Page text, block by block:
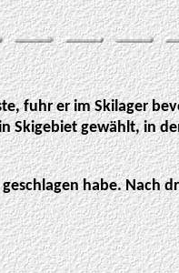
fuhr er im Skilager
Skigebiet gewählt, in
habe. Nach